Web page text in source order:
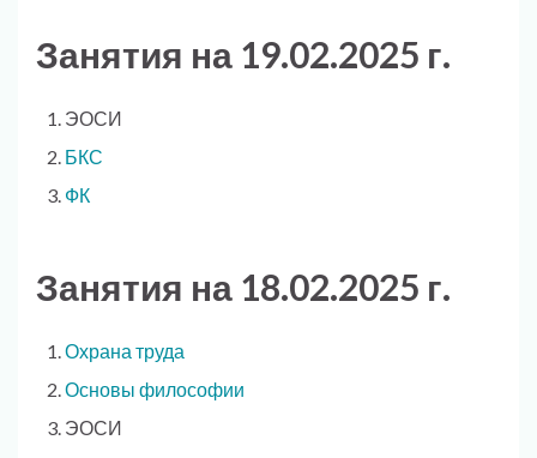
Занятия на 19.02.2025 г.
ЭОСИ
БКС
ФК
Занятия на 18.02.2025 г.
Охрана труда
Основы философии
ЭОСИ